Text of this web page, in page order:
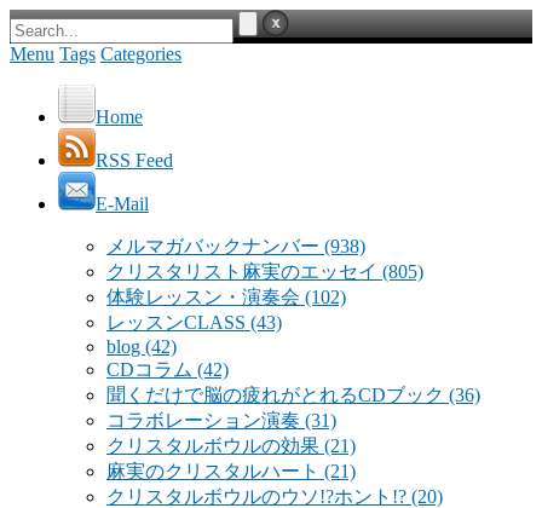
Menu Tags Categories
Home
RSS Feed
E-Mail
メルマガバックナンバー (938)
クリスタリスト麻実のエッセイ (805)
体験レッスン・演奏会 (102)
レッスンCLASS (43)
blog (42)
CDコラム (42)
聞くだけで脳の疲れがとれるCDブック (36)
コラボレーション演奏 (31)
クリスタルボウルの効果 (21)
麻実のクリスタルハート (21)
クリスタルボウルのウソ!?ホント!? (20)